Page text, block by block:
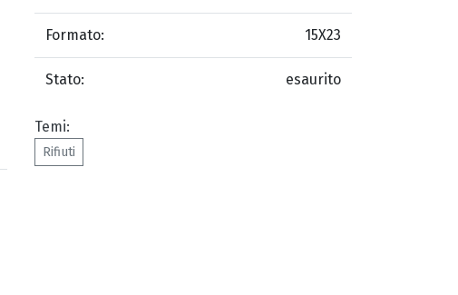
Formato: 15X23
Stato: esaurito
Temi:
Rifiuti